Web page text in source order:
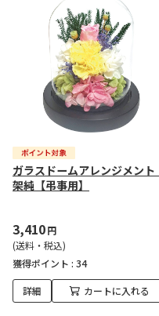
ガラスドームアレンジメント
架純【弔事用】
3,410円
(送料・税込)
獲得ポイント : 34
詳細 カートに入れる